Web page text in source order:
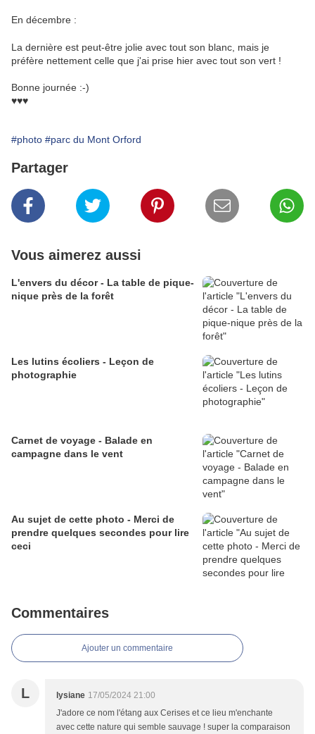
En décembre :
La dernière est peut-être jolie avec tout son blanc, mais je
préfère nettement celle que j'ai prise hier avec tout son vert !
Bonne journée :-)
♥♥♥
#photo #parc du Mont Orford
Partager
Vous aimerez aussi
L'envers du décor - La table de pique-
nique près de la forêt
Les lutins écoliers - Leçon de
photographie
Carnet de voyage - Balade en
campagne dans le vent
Au sujet de cette photo - Merci de
prendre quelques secondes pour lire
ceci
Commentaires
Ajouter un commentaire
L lysiane 17/05/2024 21:00
J'adore ce nom l'étang aux Cerises et ce lieu m'enchante
avec cette nature qui semble sauvage ! super la comparaison